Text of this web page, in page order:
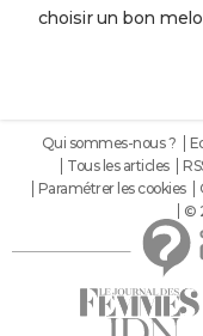
choisir un bon
Qui sommes-nous ?
Tous les articles
Paramétrer les cookies
©